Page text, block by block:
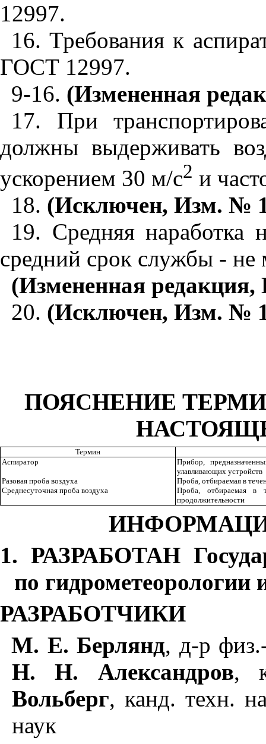
12997.
16. Требования к
ГОСТ 12997.
9-16. (Измененная
17. При
должны выдерживать
ускорением 30 м/с2 и
18. (Исключен, Изм. №
19. Средняя
средний срок службы - не
(Измененная
20. (Исключен, Изм. №
ПОЯСНЕНИЕ
Термин
Аспиратор
Прибор,
улавливающих устройств
Разовая проба воздуха
Проба, отбираемая в
Среднесуточная проба воздуха
Проба, отбираемая в
продолжительности
1. РАЗРАБОТАН
по
РАЗРАБОТЧИКИ
М. Е. Берлянд, д-р
Н. Н. Александров,
Вольберг, канд. техн.
наук